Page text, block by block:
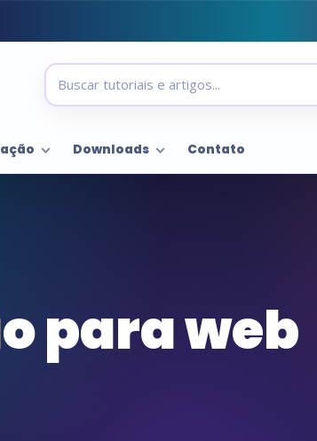
Downloads Contato
para web